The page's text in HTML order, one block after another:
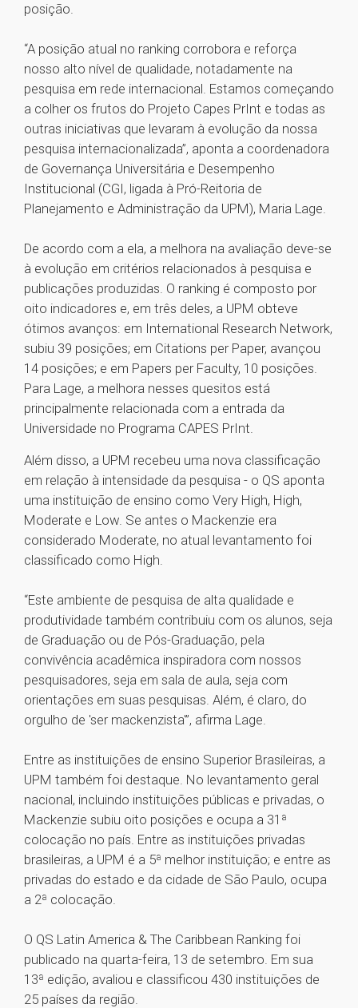
posição.
“A posição atual no ranking corrobora e reforça
nosso alto nível de qualidade, notadamente na
pesquisa em rede internacional. Estamos começando
a colher os frutos do Projeto Capes PrInt e todas as
outras iniciativas que levaram à evolução da nossa
pesquisa internacionalizada”, aponta a coordenadora
de Governança Universitária e Desempenho
Institucional (CGI, ligada à Pró-Reitoria de
Planejamento e Administração da UPM), Maria Lage.
De acordo com a ela, a melhora na avaliação deve-se
à evolução em critérios relacionados à pesquisa e
publicações produzidas. O ranking é composto por
oito indicadores e, em três deles, a UPM obteve
ótimos avanços: em International Research Network,
subiu 39 posições; em Citations per Paper, avançou
14 posições; e em Papers per Faculty, 10 posições.
Para Lage, a melhora nesses quesitos está
principalmente relacionada com a entrada da
Universidade no Programa CAPES PrInt.
Além disso, a UPM recebeu uma nova classificação
em relação à intensidade da pesquisa - o QS aponta
uma instituição de ensino como Very High, High,
Moderate e Low. Se antes o Mackenzie era
considerado Moderate, no atual levantamento foi
classificado como High.
“Este ambiente de pesquisa de alta qualidade e
produtividade também contribuiu com os alunos, seja
de Graduação ou de Pós-Graduação, pela
convivência acadêmica inspiradora com nossos
pesquisadores, seja em sala de aula, seja com
orientações em suas pesquisas. Além, é claro, do
orgulho de 'ser mackenzista'”, afirma Lage.
Entre as instituições de ensino Superior Brasileiras, a
UPM também foi destaque. No levantamento geral
nacional, incluindo instituições públicas e privadas, o
Mackenzie subiu oito posições e ocupa a 31ª
colocação no país. Entre as instituições privadas
brasileiras, a UPM é a 5ª melhor instituição; e entre as
privadas do estado e da cidade de São Paulo, ocupa
a 2ª colocação.
O QS Latin America & The Caribbean Ranking foi
publicado na quarta-feira, 13 de setembro. Em sua
13ª edição, avaliou e classificou 430 instituições de
25 países da região.